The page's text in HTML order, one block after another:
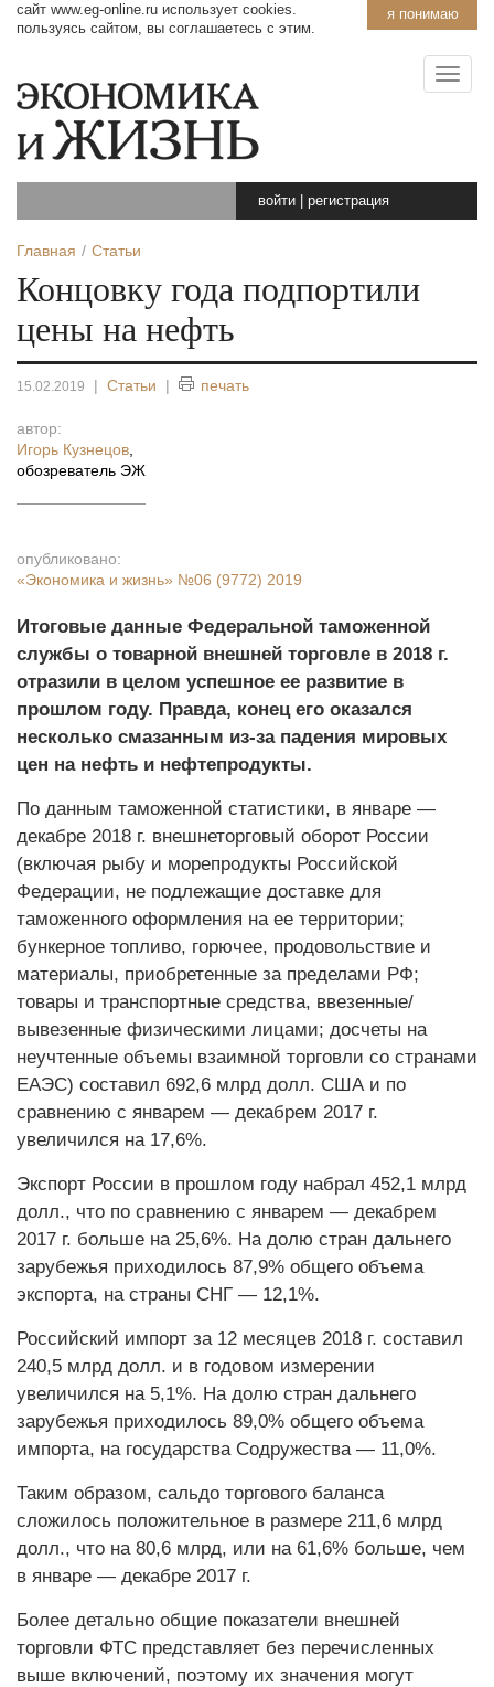
я понимаю
сайт www.eg-online.ru использует cookies.
пользуясь сайтом, вы соглашаетесь с этим.
войти регистрация
Главная Статьи
Концовку года подпортили
цены на нефть
15.02.2019 | Статьи | печать
автор:
Игорь Кузнецов
обозреватель ЭЖ
опубликовано:
«Экономика и жизнь» №06 (9772) 2019
Итоговые данные Федеральной таможенной
службы о товарной внешней торговле в 2018 г.
отразили в целом успешное ее развитие в
прошлом году. Правда, конец его оказался
несколько смазанным из-за падения мировых
цен на нефть и нефтепродукты.
По данным таможенной статистики, в январе —
декабре 2018 г. внешнеторговый оборот России
(включая рыбу и морепродукты Российской
Федерации, не подлежащие доставке для
таможенного оформления на ее территории;
бункерное топливо, горючее, продовольствие и
материалы, приобретенные за пределами РФ;
товары и транспортные средства, ввезенные/
вывезенные физическими лицами; досчеты на
неучтенные объемы взаимной торговли со странами
ЕАЭС) составил 692,6 млрд долл. США и по
сравнению с январем — декабрем 2017 г.
увеличился на 17,6%.
Экспорт России в прошлом году набрал 452,1 млрд
долл., что по сравнению с январем — декабрем
2017 г. больше на 25,6%. На долю стран дальнего
зарубежья приходилось 87,9% общего объема
экспорта, на страны СНГ — 12,1%.
Российский импорт за 12 месяцев 2018 г. составил
240,5 млрд долл. и в годовом измерении
увеличился на 5,1%. На долю стран дальнего
зарубежья приходилось 89,0% общего объема
импорта, на государства Содружества — 11,0%.
Таким образом, сальдо торгового баланса
сложилось положительное в размере 211,6 млрд
долл., что на 80,6 млрд, или на 61,6% больше, чем
в январе — декабре 2017 г.
Более детально общие показатели внешней
торговли ФТС представляет без перечисленных
выше включений, поэтому их значения могут